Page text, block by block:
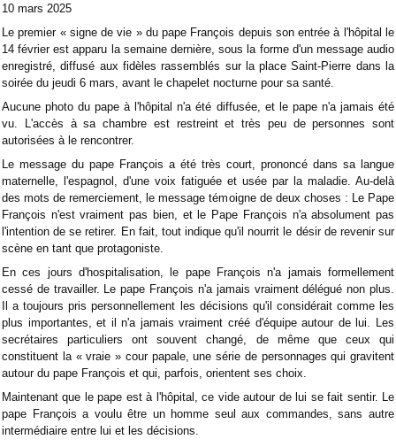
10 mars 2025
Le premier « signe de vie » du pape François depuis son entrée à l'hôpital le
14 février est apparu la semaine dernière, sous la forme d'un message audio
enregistré, diffusé aux fidèles rassemblés sur la place Saint-Pierre dans la
soirée du jeudi 6 mars, avant le chapelet nocturne pour sa santé.
Aucune photo du pape à l'hôpital n'a été diffusée, et le pape n'a jamais été
vu. L'accès à sa chambre est restreint et très peu de personnes sont
autorisées à le rencontrer.
Le message du pape François a été très court, prononcé dans sa langue
maternelle, l'espagnol, d'une voix fatiguée et usée par la maladie. Au-delà
des mots de remerciement, le message témoigne de deux choses : Le Pape
François n'est vraiment pas bien, et le Pape François n'a absolument pas
l'intention de se retirer. En fait, tout indique qu'il nourrit le désir de revenir sur
scène en tant que protagoniste.
En ces jours d'hospitalisation, le pape François n'a jamais formellement
cessé de travailler. Le pape François n'a jamais vraiment délégué non plus.
Il a toujours pris personnellement les décisions qu'il considérait comme les
plus importantes, et il n'a jamais vraiment créé d'équipe autour de lui. Les
secrétaires particuliers ont souvent changé, de même que ceux qui
constituent la « vraie » cour papale, une série de personnages qui gravitent
autour du pape François et qui, parfois, orientent ses choix.
Maintenant que le pape est à l'hôpital, ce vide autour de lui se fait sentir. Le
pape François a voulu être un homme seul aux commandes, sans autre
intermédiaire entre lui et les décisions.